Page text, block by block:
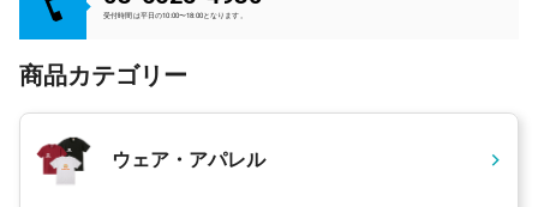
受付時間は平日の10:00〜18:00となります。
商品カテゴリー
ウェア・アパレル